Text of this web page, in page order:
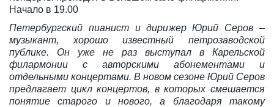
Начало в 19.00
Петербургский пианист и дирижер Юрий Серов –
музыкант, хорошо известный петрозаводской
публике. Он уже не раз выступал в Карельской
филармонии с авторскими абонементами и
отдельными концертами. В новом сезоне Юрий Серов
предлагает цикл концертов, в которых смешается
понятие старого и нового, а благодаря такому